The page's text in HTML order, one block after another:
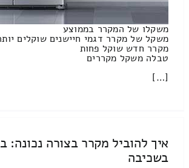
משקלו של המקרר בממוצע
משקל של מקרר דגמי חיישנים שוקלים
מקרר חדש שוקל פחות
טבלה משקל מקררים
[…]
איך להוביל מקרר בצורה נכונה:
בשכיבה